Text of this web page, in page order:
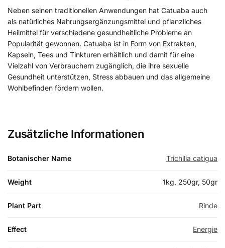
Neben seinen traditionellen Anwendungen hat Catuaba auch
als natürliches Nahrungsergänzungsmittel und pflanzliches
Heilmittel für verschiedene gesundheitliche Probleme an
Popularität gewonnen. Catuaba ist in Form von Extrakten,
Kapseln, Tees und Tinkturen erhältlich und damit für eine
Vielzahl von Verbrauchern zugänglich, die ihre sexuelle
Gesundheit unterstützen, Stress abbauen und das allgemeine
Wohlbefinden fördern wollen.
Zusätzliche Informationen
Botanischer Name Trichilia catigua
Weight 1kg, 250gr, 50gr
Plant Part Rinde
Effect Energie